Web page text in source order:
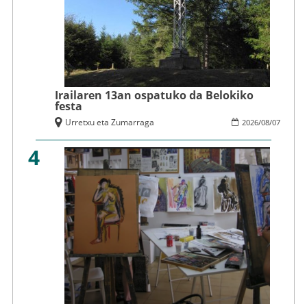
Irailaren 13an ospatuko da Belokiko
festa
2026/08/07
Urretxu eta Zumarraga
4